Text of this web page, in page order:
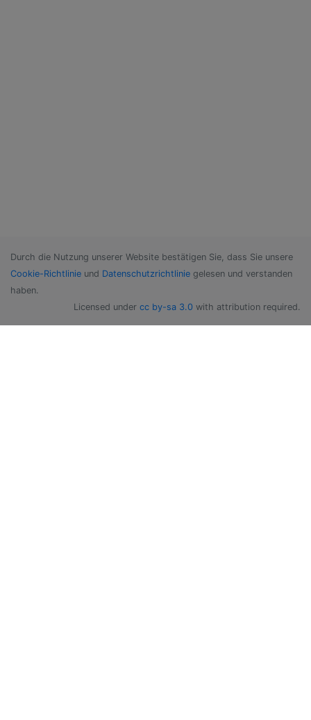
Durch die Nutzung unserer Website bestätigen Sie, dass Sie unsere
Cookie-Richtlinie und Datenschutzrichtlinie gelesen und verstanden
haben.
Licensed under cc by-sa 3.0 with attribution required.